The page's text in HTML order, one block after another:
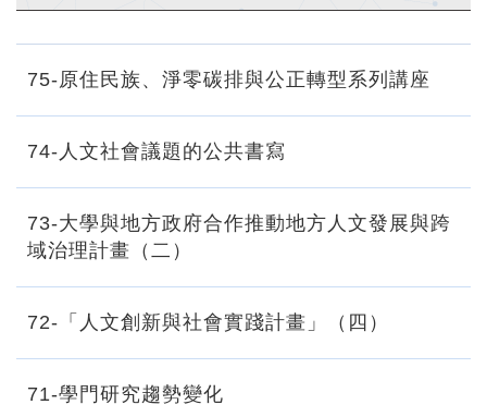
75-原住民族、淨零碳排與公正轉型系列講座
74-人文社會議題的公共書寫
73-大學與地方政府合作推動地方人文發展與跨
域治理計畫（二）
72-「人文創新與社會實踐計畫」（四）
71-學門研究趨勢變化